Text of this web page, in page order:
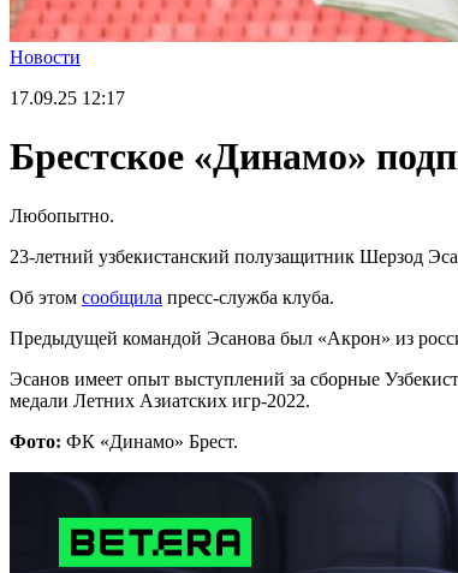
Новости
17.09.25 12:17
Брестское «Динамо»
Любопытно.
23-летний узбекистанский полузащитник Шерзод
Об этом сообщила пресс-служба клуба.
Предыдущей командой Эсанова был «Акрон» из
Эсанов имеет опыт выступлений за сборные
медали Летних Азиатских игр-2022.
Фото: ФК «Динамо» Брест.